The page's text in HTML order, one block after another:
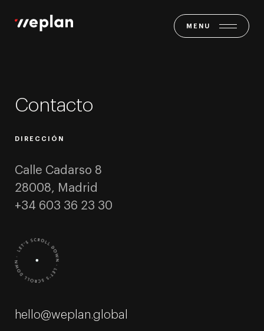
MENU
Contacto
DIRECCIÓN
Calle Cadarso 8
28008, Madrid
+34 603 36 23 30
hello@weplan.global